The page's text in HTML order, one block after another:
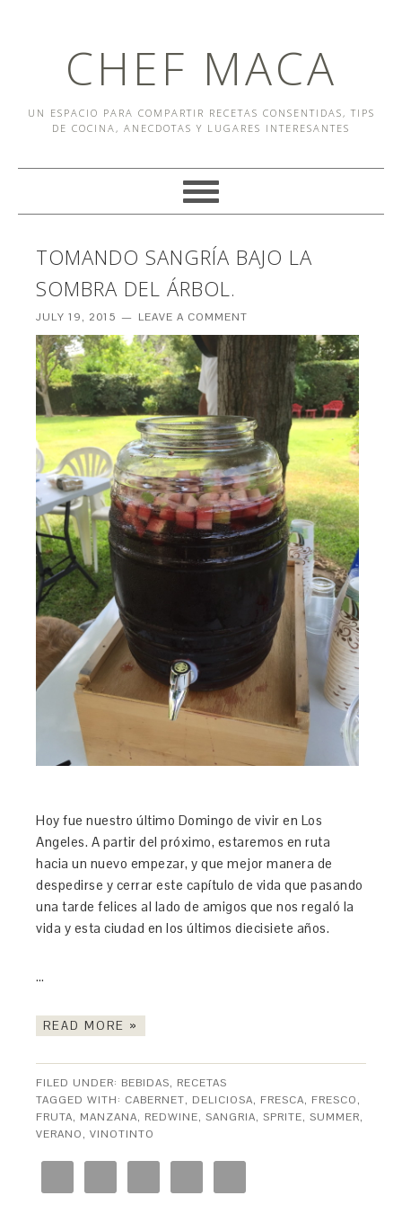
CHEF MACA
UN ESPACIO PARA COMPARTIR RECETAS CONSENTIDAS, TIPS
DE COCINA, ANECDOTAS Y LUGARES INTERESANTES
TOMANDO SANGRÍA BAJO LA
SOMBRA DEL ÁRBOL.
JULY 19, 2015 LEAVE A COMMENT
Hoy fue nuestro último Domingo de vivir en Los
Angeles. A partir del próximo, estaremos en ruta
hacia un nuevo empezar, y que mejor manera de
despedirse y cerrar este capítulo de vida que pasando
una tarde felices al lado de amigos que nos regaló la
vida y esta ciudad en los últimos diecisiete años.
…
READ MORE »
FILED UNDER: BEBIDAS, RECETAS
TAGGED WITH: CABERNET, DELICIOSA, FRESCA, FRESCO,
FRUTA, MANZANA, REDWINE,SANGRIA,SPRITE,SUMMER,
VERANO,VINOTINTO